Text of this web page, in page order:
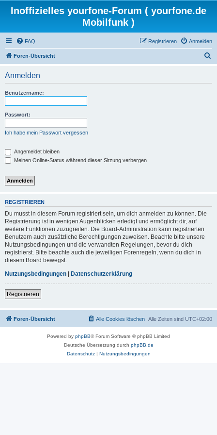
Inoffizielles yourfone-Forum ( yourfone.de
Mobilfunk )
FAQ Anmelden
Registrieren
Foren-Übersicht
Anmelden
Benutzername:
Passwort:
Ich habe mein Passwort vergessen
Angemeldet bleiben
Meinen Online-Status während dieser Sitzung verbergen
REGISTRIEREN
Du musst in diesem Forum registriert sein, um dich anmelden zu können. Die
Registrierung ist in wenigen Augenblicken erledigt und ermöglicht dir, auf
weitere Funktionen zuzugreifen. Die Board-Administration kann registrierten
Benutzern auch zusätzliche Berechtigungen zuweisen. Beachte bitte unsere
Nutzungsbedingungen und die verwandten Regelungen, bevor du dich
registrierst. Bitte beachte auch die jeweiligen Forenregeln, wenn du dich in
diesem Board bewegst.
Nutzungsbedingungen | Datenschutzerklärung
Registrieren
Foren-Übersicht Alle Zeiten sind UTC+02:00
Alle Cookies löschen
Powered by phpBB® Forum Software © phpBB Limited
Deutsche Übersetzung durch phpBB.de
Datenschutz| Nutzungsbedingungen